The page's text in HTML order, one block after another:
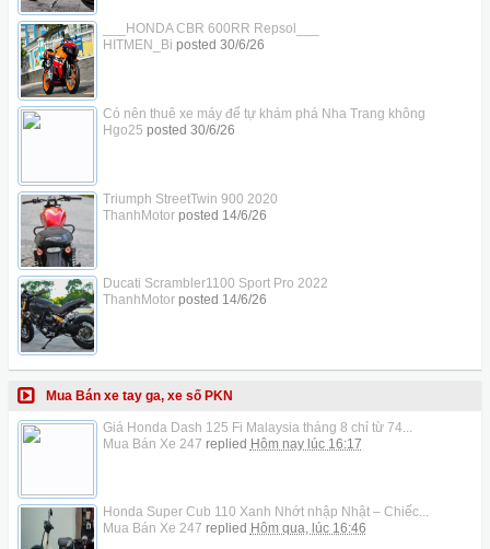
___HONDA CBR 600RR Repsol___
HITMEN_Bi posted 30/6/26
Có nên thuê xe máy để tự khám phá Nha Trang không
Hgo25 posted 30/6/26
Triumph StreetTwin 900 2020
ThanhMotorposted 14/6/26
Ducati Scrambler1100 Sport Pro 2022
ThanhMotorposted 14/6/26
Mua Bán xe tay ga, xe số PKN
Giá Honda Dash 125 Fi Malaysia tháng 8 chỉ từ 74...
Mua Bán Xe 247 replied Hôm nay lúc 16:17
Honda Super Cub 110 Xanh Nhớt nhập Nhật – Chiếc...
Mua Bán Xe 247 replied Hôm qua, lúc 16:46